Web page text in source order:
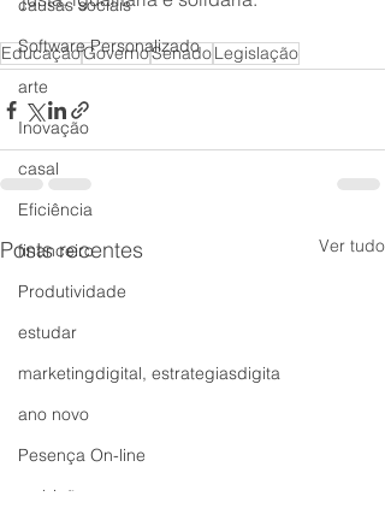
causas sociais
Software Personalizado
arte
Inovação
casal
Eficiência
financeiro
Produtividade
estudar
marketingdigital, estrategiasdigita
ano novo
Pesença On-line
ambição
EducaçãoGovernoSenadoLegislação
Posts recentes Ver tudo